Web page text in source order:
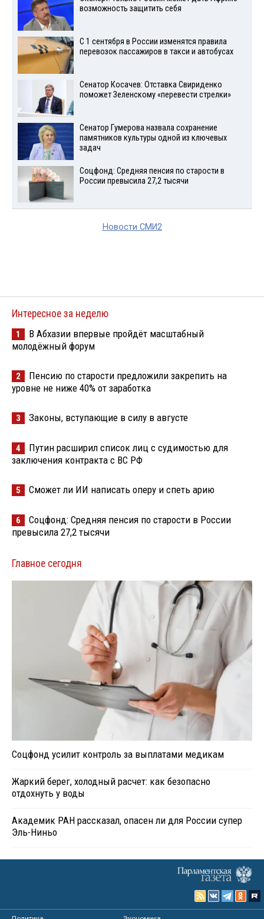
возможность защитить себя
С 1 сентября в России изменятся правила
перевозок пассажиров в такси и автобусах
Сенатор Косачев: Отставка Свириденко
поможет Зеленскому «перевести стрелки»
Сенатор Гумерова назвала сохранение
памятников культуры одной из ключевых
задач
Соцфонд: Средняя пенсия по старости в
России превысила 27,2 тысячи
Новости СМИ2
Интересное за неделю
1
В Абхазии впервые пройдёт масштабный
молодёжный форум
2
Пенсию по старости предложили закрепить на
уровне не ниже 40% от заработка
3 Законы, вступающие в силу в августе
4
Путин расширил список лиц с судимостью для
заключения контракта с ВС РФ
5 Сможет ли ИИ написать оперу и спеть арию
6
Соцфонд: Средняя пенсия по старости в России
превысила 27,2 тысячи
Главное сегодня
Соцфонд усилит контроль за выплатами медикам
Жаркий берег, холодный расчет: как безопасно
отдохнуть у воды
Академик РАН рассказал, опасен ли для России супер
Эль-Ниньо